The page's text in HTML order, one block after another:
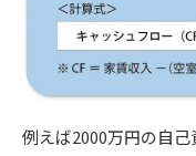
例えば2000万円の自